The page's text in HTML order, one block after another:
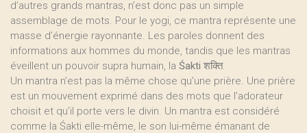
d’autres grands mantras, n’est donc pas un simple
assemblage de mots. Pour le yogi, ce mantra représente une
masse d’énergie rayonnante. Les paroles donnent des
informations aux hommes du monde, tandis que les mantras
éveillent un pouvoir supra humain, la Śakti शक्ति.
Un mantra n’est pas la même chose qu’une prière. Une prière
est un mouvement exprimé dans des mots que l’adorateur
choisit et qu’il porte vers le divin. Un mantra est considéré
comme la Śakti elle-même, le son lui-même émanant de